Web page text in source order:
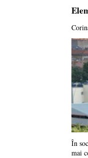
În
mai